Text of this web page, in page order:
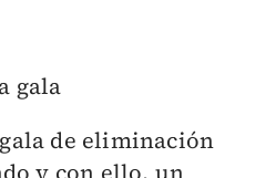
gala
de eliminación